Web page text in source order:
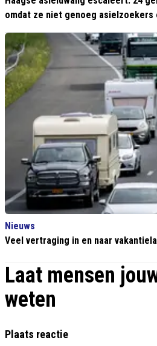
omdat ze niet genoeg asielzoekers
Nieuws
Veel vertraging in en naar
Laat mensen
weten
Plaats reactie